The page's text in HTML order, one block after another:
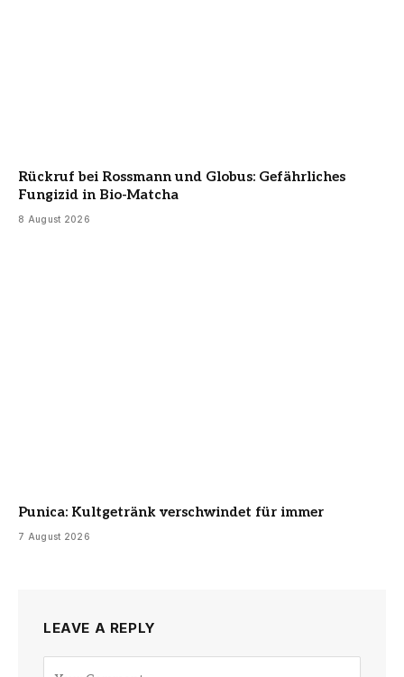
Rückruf bei Rossmann und Globus: Gefährliches
Fungizid in Bio-Matcha
8 August 2026
Punica: Kultgetränk verschwindet für immer
7 August 2026
LEAVE A REPLY